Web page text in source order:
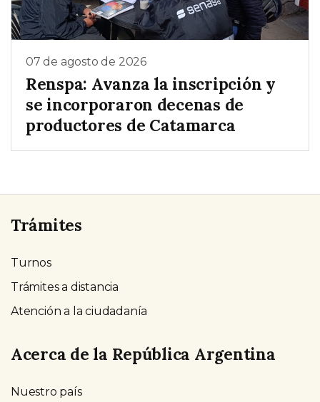
07 de agosto de 2026
Renspa: Avanza la inscripción y
se incorporaron decenas de
productores de Catamarca
Trámites
Turnos
Trámites a distancia
Atención a la ciudadanía
Acerca de la República Argentina
Nuestro país